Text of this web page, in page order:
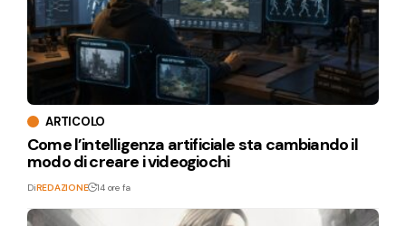
ARTICOLO
Come l’intelligenza artificiale sta cambiando il
modo di creare i videogiochi
DiREDAZIONE 14 ore fa